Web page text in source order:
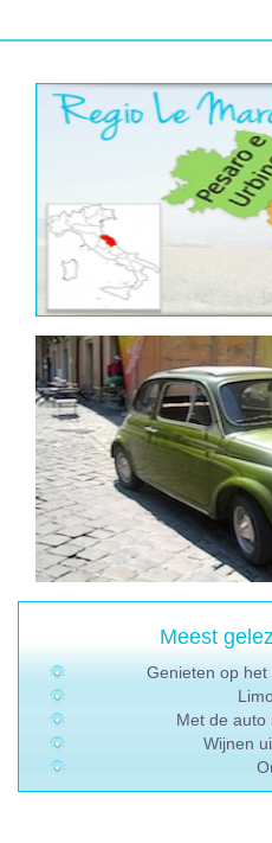
Meest
Genieten op het
Met de auto
Wijnen